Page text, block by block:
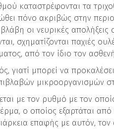
καταστρέφονται τα
πόνο ακριβώς στην
οι νευρικές απολήξεις
σχηματίζονται παχιές
από τον ίδιο τον
γιατί μπορεί να
μικροοργανισμών
με τον ρυθμό με τον
ο οποίος εξαρτάται από
επαφής με αυτόν, τον